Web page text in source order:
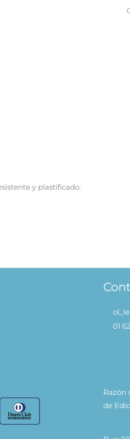
y plastificado.
01
Razón
de